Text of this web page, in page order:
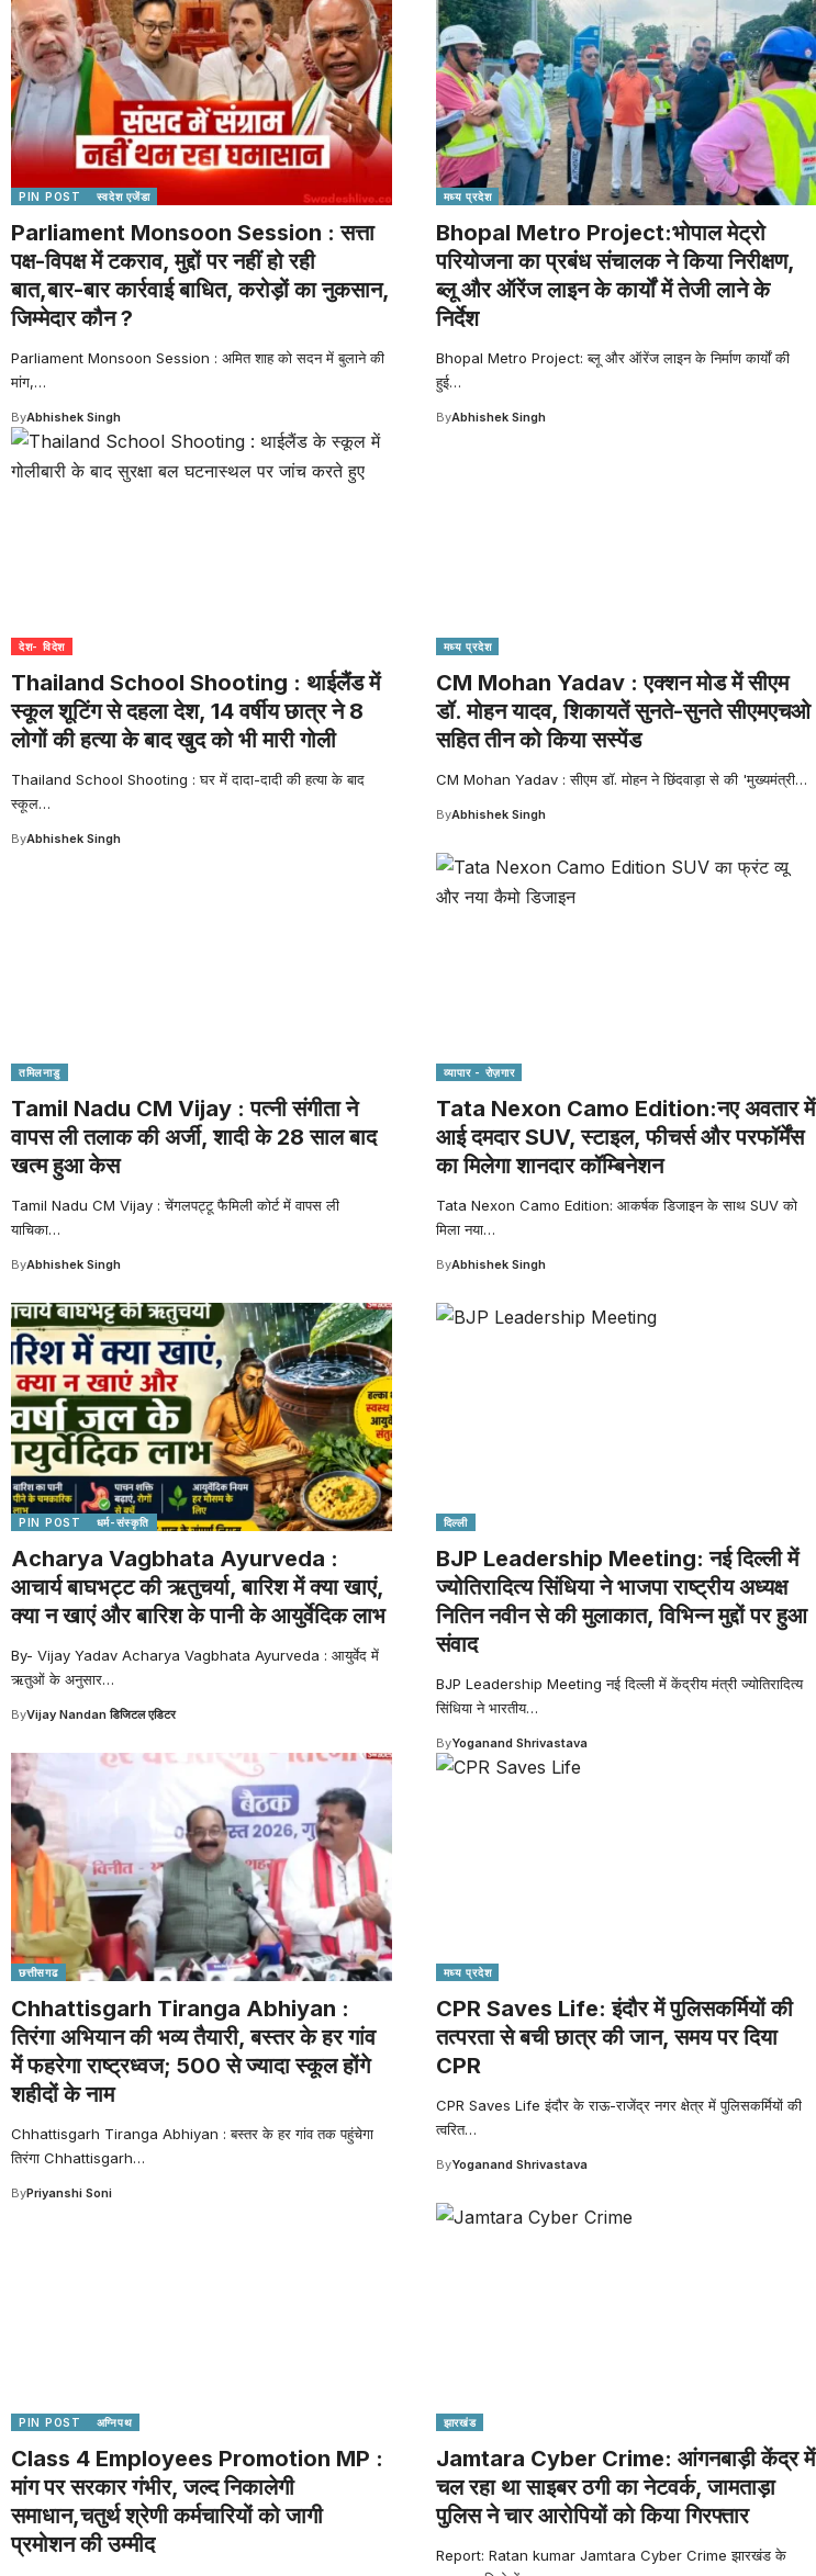
PIN POST स्वदेश एजेंडा
Parliament Monsoon Session : सत्ता
पक्ष-विपक्ष में टकराव, मुद्दों पर नहीं हो रही
बात,बार-बार कार्रवाई बाधित, करोड़ों का नुकसान,
जिम्मेदार कौन ?
Parliament Monsoon Session : अमित शाह को सदन में बुलाने की
मांग,…
ByAbhishek Singh
मध्य प्रदेश
Bhopal Metro Project:भोपाल मेट्रो
परियोजना का प्रबंध संचालक ने किया निरीक्षण,
ब्लू और ऑरेंज लाइन के कार्यों में तेजी लाने के
निर्देश
Bhopal Metro Project: ब्लू और ऑरेंज लाइन के निर्माण कार्यों की
हुई…
ByAbhishek Singh
देश- विदेश
Thailand School Shooting : थाईलैंड में
स्कूल शूटिंग से दहला देश, 14 वर्षीय छात्र ने 8
लोगों की हत्या के बाद खुद को भी मारी गोली
Thailand School Shooting : घर में दादा-दादी की हत्या के बाद
स्कूल…
ByAbhishek Singh
मध्य प्रदेश
CM Mohan Yadav : एक्शन मोड में सीएम
डॉ. मोहन यादव, शिकायतें सुनते-सुनते सीएमएचओ
सहित तीन को किया सस्पेंड
CM Mohan Yadav : सीएम डॉ. मोहन ने छिंदवाड़ा से की 'मुख्यमंत्री…
ByAbhishek Singh
तमिलनाडु
Tamil Nadu CM Vijay : पत्नी संगीता ने
वापस ली तलाक की अर्जी, शादी के 28 साल बाद
खत्म हुआ केस
Tamil Nadu CM Vijay : चेंगलपट्टू फैमिली कोर्ट में वापस ली
याचिका…
ByAbhishek Singh
व्यापार - रोज़गार
Tata Nexon Camo Edition:नए अवतार में
आई दमदार SUV, स्टाइल, फीचर्स और परफॉर्मेंस
का मिलेगा शानदार कॉम्बिनेशन
Tata Nexon Camo Edition: आकर्षक डिजाइन के साथ SUV को
मिला नया…
ByAbhishek Singh
PIN POST धर्म-संस्कृति
Acharya Vagbhata Ayurveda :
आचार्य बाघभट्ट की ऋतुचर्या, बारिश में क्या खाएं,
क्या न खाएं और बारिश के पानी के आयुर्वेदिक लाभ
By- Vijay Yadav Acharya Vagbhata Ayurveda : आयुर्वेद में
ऋतुओं के अनुसार…
ByVijay Nandan डिजिटल एडिटर
दिल्ली
BJP Leadership Meeting: नई दिल्ली में
ज्योतिरादित्य सिंधिया ने भाजपा राष्ट्रीय अध्यक्ष
नितिन नवीन से की मुलाकात, विभिन्न मुद्दों पर हुआ
संवाद
BJP Leadership Meeting नई दिल्ली में केंद्रीय मंत्री ज्योतिरादित्य
सिंधिया ने भारतीय…
ByYoganand Shrivastava
छत्तीसगढ
Chhattisgarh Tiranga Abhiyan :
तिरंगा अभियान की भव्य तैयारी, बस्तर के हर गांव
में फहरेगा राष्ट्रध्वज; 500 से ज्यादा स्कूल होंगे
शहीदों के नाम
Chhattisgarh Tiranga Abhiyan : बस्तर के हर गांव तक पहुंचेगा
तिरंगा Chhattisgarh…
ByPriyanshi Soni
मध्य प्रदेश
CPR Saves Life: इंदौर में पुलिसकर्मियों की
तत्परता से बची छात्र की जान, समय पर दिया
CPR
CPR Saves Life इंदौर के राऊ-राजेंद्र नगर क्षेत्र में पुलिसकर्मियों की
त्वरित…
ByYoganand Shrivastava
PIN POST अग्निपथ
Class 4 Employees Promotion MP :
मांग पर सरकार गंभीर, जल्द निकालेगी
समाधान,चतुर्थ श्रेणी कर्मचारियों को जागी
प्रमोशन की उम्मीद
झारखंड
Jamtara Cyber Crime: आंगनबाड़ी केंद्र में
चल रहा था साइबर ठगी का नेटवर्क, जामताड़ा
पुलिस ने चार आरोपियों को किया गिरफ्तार
Report: Ratan kumar Jamtara Cyber Crime झारखंड के